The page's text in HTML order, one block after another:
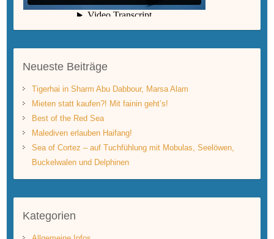
Neueste Beiträge
Tigerhai in Sharm Abu Dabbour, Marsa Alam
Mieten statt kaufen?! Mit fainin geht’s!
Best of the Red Sea
Malediven erlauben Haifang!
Sea of Cortez – auf Tuchfühlung mit Mobulas, Seelöwen,
Buckelwalen und Delphinen
Kategorien